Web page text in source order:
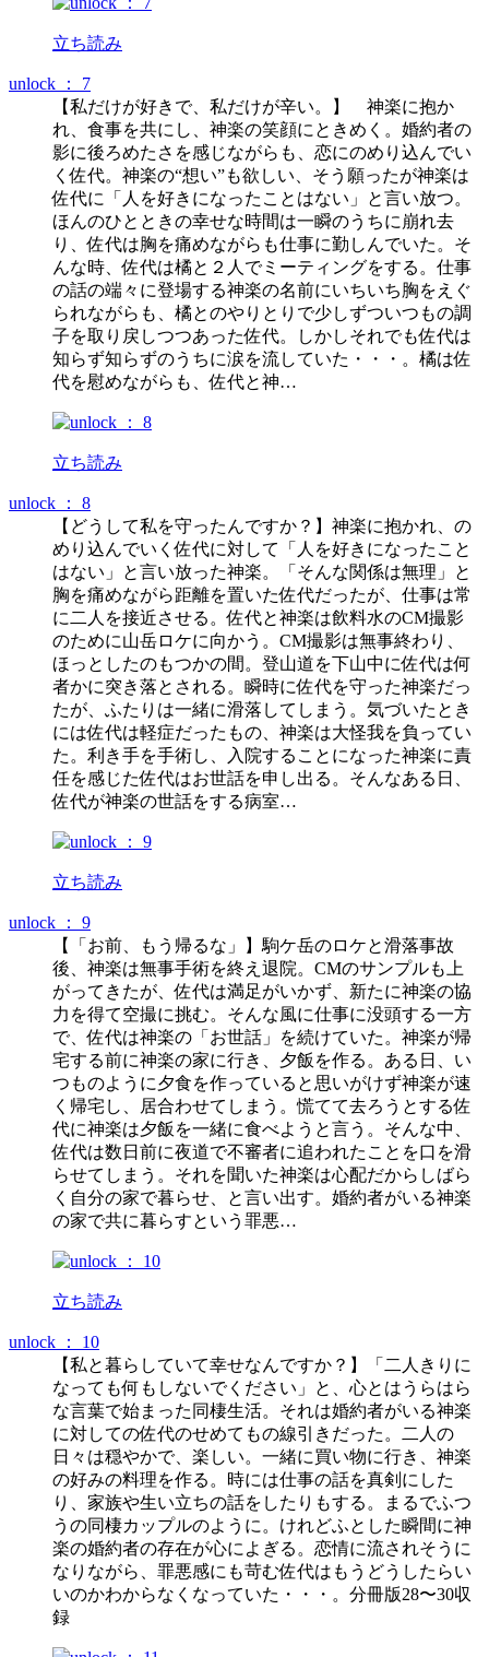
立ち読み
unlock ： 7
【私だけが好きで、私だけが辛い。】 神楽に抱か
れ、食事を共にし、神楽の笑顔にときめく。婚約者の
影に後ろめたさを感じながらも、恋にのめり込んでい
く佐代。神楽の“想い”も欲しい、そう願ったが神楽は
佐代に「人を好きになったことはない」と言い放つ。
ほんのひとときの幸せな時間は一瞬のうちに崩れ去
り、佐代は胸を痛めながらも仕事に勤しんでいた。そ
んな時、佐代は橘と２人でミーティングをする。仕事
の話の端々に登場する神楽の名前にいちいち胸をえぐ
られながらも、橘とのやりとりで少しずついつもの調
子を取り戻しつつあった佐代。しかしそれでも佐代は
知らず知らずのうちに涙を流していた・・・。橘は佐
代を慰めながらも、佐代と神…
立ち読み
unlock ： 8
【どうして私を守ったんですか？】神楽に抱かれ、の
めり込んでいく佐代に対して「人を好きになったこと
はない」と言い放った神楽。「そんな関係は無理」と
胸を痛めながら距離を置いた佐代だったが、仕事は常
に二人を接近させる。佐代と神楽は飲料水のCM撮影
のために山岳ロケに向かう。CM撮影は無事終わり、
ほっとしたのもつかの間。登山道を下山中に佐代は何
者かに突き落とされる。瞬時に佐代を守った神楽だっ
たが、ふたりは一緒に滑落してしまう。気づいたとき
には佐代は軽症だったもの、神楽は大怪我を負ってい
た。利き手を手術し、入院することになった神楽に責
任を感じた佐代はお世話を申し出る。そんなある日、
佐代が神楽の世話をする病室…
立ち読み
unlock ： 9
【「お前、もう帰るな」】駒ケ岳のロケと滑落事故
後、神楽は無事手術を終え退院。CMのサンプルも上
がってきたが、佐代は満足がいかず、新たに神楽の協
力を得て空撮に挑む。そんな風に仕事に没頭する一方
で、佐代は神楽の「お世話」を続けていた。神楽が帰
宅する前に神楽の家に行き、夕飯を作る。ある日、い
つものように夕食を作っていると思いがけず神楽が速
く帰宅し、居合わせてしまう。慌てて去ろうとする佐
代に神楽は夕飯を一緒に食べようと言う。そんな中、
佐代は数日前に夜道で不審者に追われたことを口を滑
らせてしまう。それを聞いた神楽は心配だからしばら
く自分の家で暮らせ、と言い出す。婚約者がいる神楽
の家で共に暮らすという罪悪…
立ち読み
unlock ： 10
【私と暮らしていて幸せなんですか？】「二人きりに
なっても何もしないでください」と、心とはうらはら
な言葉で始まった同棲生活。それは婚約者がいる神楽
に対しての佐代のせめてもの線引きだった。二人の
日々は穏やかで、楽しい。一緒に買い物に行き、神楽
の好みの料理を作る。時には仕事の話を真剣にした
り、家族や生い立ちの話をしたりもする。まるでふつ
うの同棲カップルのように。けれどふとした瞬間に神
楽の婚約者の存在が心によぎる。恋情に流されそうに
なりながら、罪悪感にも苛む佐代はもうどうしたらい
いのかわからなくなっていた・・・。分冊版28〜30収
録